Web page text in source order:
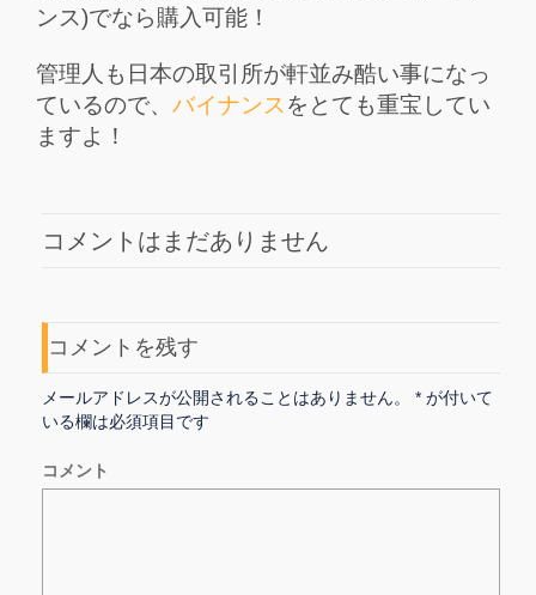
ンス)でなら購入可能！
管理人も日本の取引所が軒並み酷い事になっ
ているので、 バイナンス をとても重宝してい
ますよ！
コメントはまだありません
コメントを残す
メールアドレスが公開されることはありません。 * が付いて
いる欄は必須項目です
コメント